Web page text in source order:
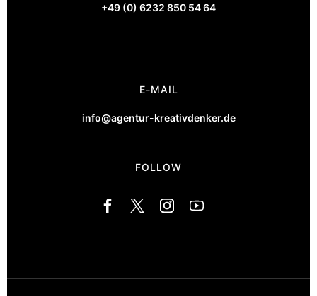
+49 (0) 6232 850 54 64
E-MAIL
info@agentur-kreativdenker.de
FOLLOW